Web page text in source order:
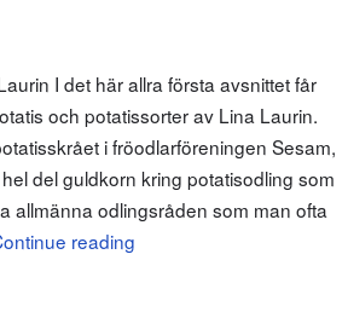
I det här allra första avsnittet får
och potatissorter av Lina Laurin.
i fröodlarföreningen Sesam,
del guldkorn kring potatisodling som
allmänna odlingsråden som man ofta
reading